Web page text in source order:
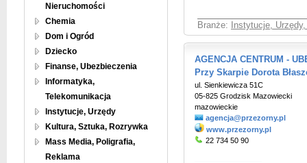
Nieruchomości
Chemia
Dom i Ogród
Dziecko
Finanse, Ubezbieczenia
Informatyka,
Telekomunikacja
Instytucje, Urzędy
Kultura, Sztuka, Rozrywka
Mass Media, Poligrafia,
Reklama
Branże: Instytucje,
AGENCJA CENTRUM -
Przy Skarpie Dorota
ul. Sienkiewicza 51C
05-825 Grodzisk Mazowiecki
mazowieckie
agencja@przezorny.pl
www.przezorny.pl
22 734 50 90